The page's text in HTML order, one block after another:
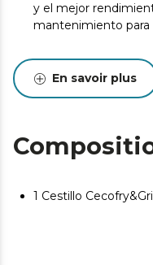
y el mejor
mantenimiento para
En savoir plus
1 Cestillo